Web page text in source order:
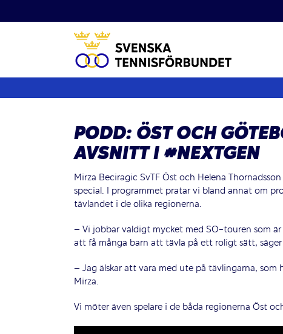
till
PODD: ÖST OCH
AVSNITT I #NEXTGEN
Mirza Beciragic SvTF Öst och Helena
special. I programmet pratar vi bland annat om
tävlandet i de olika regionerna.
– Vi jobbar väldigt mycket med SO-touren som
att få många barn att tävla på ett roligt sätt, säger
– Jag älskar att vara med ute på tävlingarna,
Mirza.
Vi möter även spelare i de båda regionerna Öst